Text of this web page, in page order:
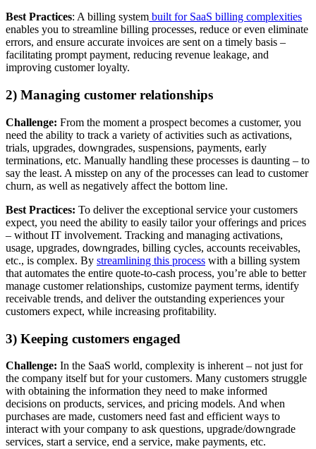
Best Practices: A billing system built for SaaS billing complexities
enables you to streamline billing processes, reduce or even eliminate
errors, and ensure accurate invoices are sent on a timely basis –
facilitating prompt payment, reducing revenue leakage, and
improving customer loyalty.
2) Managing customer relationships
Challenge: From the moment a prospect becomes a customer, you
need the ability to track a variety of activities such as activations,
trials, upgrades, downgrades, suspensions, payments, early
terminations, etc. Manually handling these processes is daunting – to
say the least. A misstep on any of the processes can lead to customer
churn, as well as negatively affect the bottom line.
Best Practices: To deliver the exceptional service your customers
expect, you need the ability to easily tailor your offerings and prices
– without IT involvement. Tracking and managing activations,
usage, upgrades, downgrades, billing cycles, accounts receivables,
etc., is complex. By streamlining this process with a billing system
that automates the entire quote-to-cash process, you’re able to better
manage customer relationships, customize payment terms, identify
receivable trends, and deliver the outstanding experiences your
customers expect, while increasing profitability.
3) Keeping customers engaged
Challenge: In the SaaS world, complexity is inherent – not just for
the company itself but for your customers. Many customers struggle
with obtaining the information they need to make informed
decisions on products, services, and pricing models. And when
purchases are made, customers need fast and efficient ways to
interact with your company to ask questions, upgrade/downgrade
services, start a service, end a service, make payments, etc.